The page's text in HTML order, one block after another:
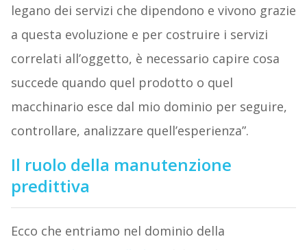
legano dei servizi che dipendono e vivono grazie
a questa evoluzione e per costruire i servizi
correlati all’oggetto, è necessario capire cosa
succede quando quel prodotto o quel
macchinario esce dal mio dominio per seguire,
controllare, analizzare quell’esperienza”.
Il ruolo della manutenzione
predittiva
Ecco che entriamo nel dominio della